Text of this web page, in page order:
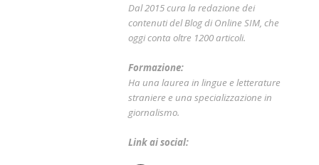
Dal 2015 cura la redazione dei
contenuti del Blog di Online SIM, che
oggi conta oltre 1200 articoli.
Formazione:
Ha una laurea in lingue e letterature
straniere e una specializzazione in
giornalismo.
Link ai social: